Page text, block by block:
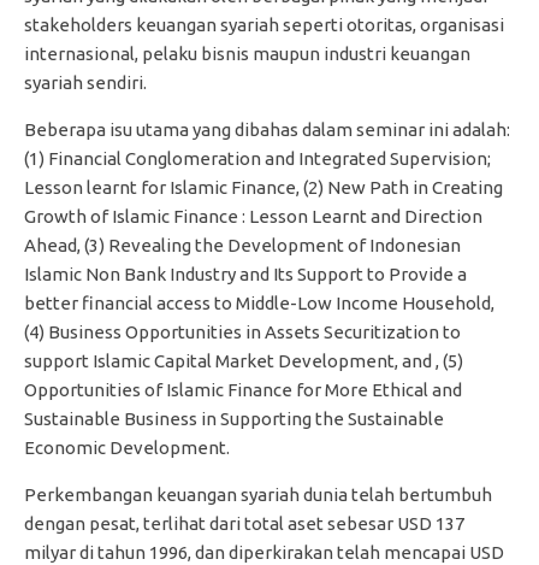
stakeholders keuangan syariah seperti otoritas, organisasi
internasional, pelaku bisnis maupun industri keuangan
syariah sendiri.
Beberapa isu utama yang dibahas dalam seminar ini adalah:
(1) Financial Conglomeration and Integrated Supervision;
Lesson learnt for Islamic Finance, (2) New Path in Creating
Growth of Islamic Finance : Lesson Learnt and Direction
Ahead, (3) Revealing the Development of Indonesian
Islamic Non Bank Industry and Its Support to Provide a
better financial access to Middle-Low Income Household,
(4) Business Opportunities in Assets Securitization to
support Islamic Capital Market Development, and , (5)
Opportunities of Islamic Finance for More Ethical and
Sustainable Business in Supporting the Sustainable
Economic Development.
Perkembangan keuangan syariah dunia telah bertumbuh
dengan pesat, terlihat dari total aset sebesar USD 137
milyar di tahun 1996, dan diperkirakan telah mencapai USD